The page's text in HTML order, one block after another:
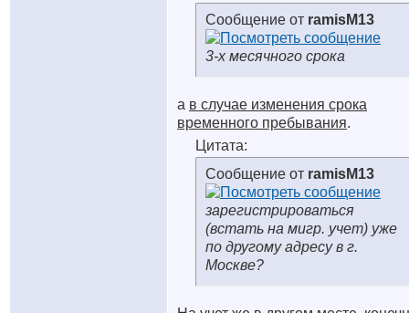
Сообщение от ramisM13
3-х месячного срока
а в случае изменения срока
временного пребывания.
Цитата:
Сообщение от ramisM13
зарегистрироваться
(встать на мигр. учет) уже
по другому адресу в г.
Москве?